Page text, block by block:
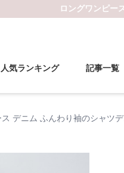
ロングワンピー
人気ランキング 記事一覧
ス デニム ふんわり袖のシャツ